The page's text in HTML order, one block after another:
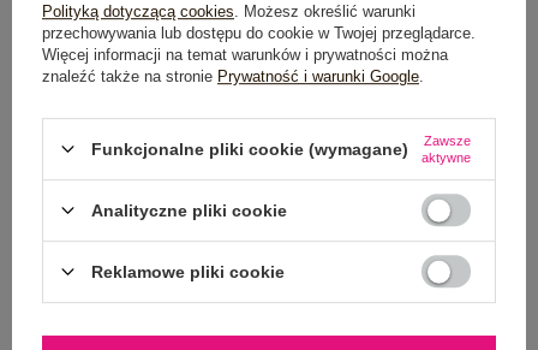
WYSYŁKA I DOSTAWA
ZWROTY I REKLAMACJE
Polityką dotyczącą cookies . Możesz określić warunki
przechowywania lub dostępu do cookie w Twojej przeglądarce.
Więcej informacji na temat warunków i prywatności można
znaleźć także na stronie Prywatność i warunki Google
Funkcjonalne pliki cookie (wymagane)
Zawsze
aktywne
Analityczne pliki cookie
Reklamowe pliki cookie